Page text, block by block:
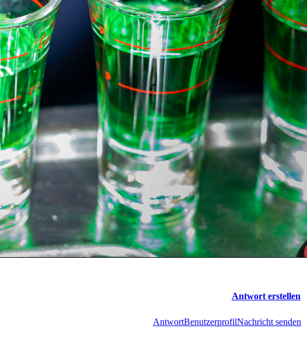
Antwort erstellen
AntwortBenutzerprofilNachricht senden